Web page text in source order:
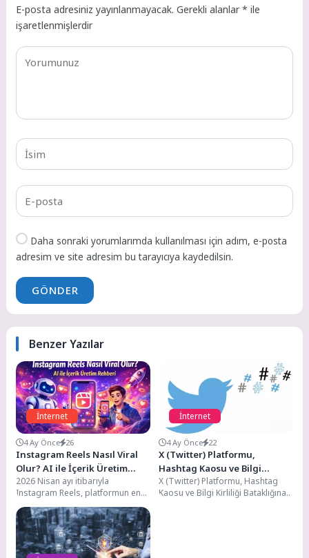
E-posta adresiniz yayınlanmayacak. Gerekli alanlar* ile
işaretlenmişlerdir
Daha sonraki yorumlarımda kullanılması için adım, e-posta
adresim ve site adresim bu tarayıcıya kaydedilsin.
GÖNDER
Benzer Yazılar
İnternet
4 Ay Önce 26
Instagram Reels Nasıl Viral
Olur? AI ile İçerik Üretim
Rehberi
2026 Nisan ayı itibarıyla
Instagram Reels, platformun en
güçlü keşif aracı olmaya devam
ediyor. Her...
İnternet
4 Ay Önce 22
X (Twitter) Platformu,
Hashtag Kaosu ve Bilgi
Kirliliği Bataklığına mı
Sürükleniyor?
X (Twitter) Platformu, Hashtag
Kaosu ve Bilgi Kirliliği Bataklığına